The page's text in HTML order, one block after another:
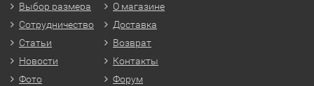
Выбор размера
Сотрудничество
Статьи
Новости
Фото
О магазине
Доставка
Возврат
Контакты
Форум